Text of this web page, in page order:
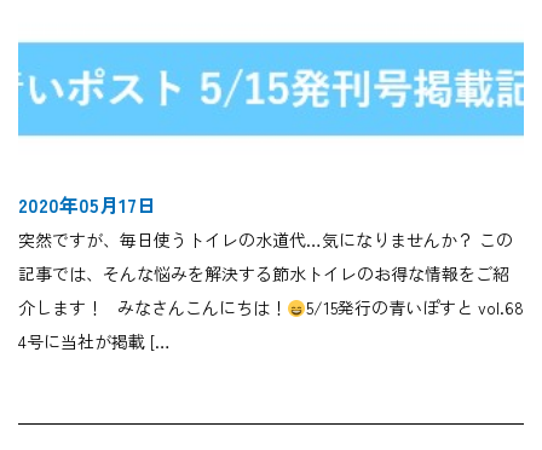
2020年05月17日
突然ですが、毎日使うトイレの水道代…気になりませんか？ この
記事では、そんな悩みを解決する節水トイレのお得な情報をご紹
介します！ みなさんこんにちは！
5/15発行の青いぽすと vol.68
4号に当社が掲載 […